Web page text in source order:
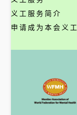
义工服务简介
申请成为本会义工